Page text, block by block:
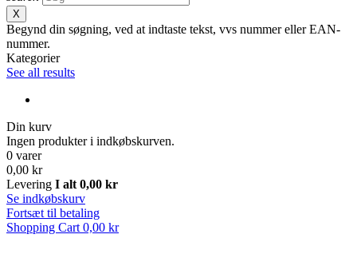
X
Begynd din søgning, ved at indtaste tekst, vvs nummer eller EAN-
nummer.
Kategorier
See all results
Din kurv
Ingen produkter i indkøbskurven.
0 varer
0,00 kr
Levering I alt 0,00 kr
Se indkøbskurv
Fortsæt til betaling
Shopping Cart 0,00 kr